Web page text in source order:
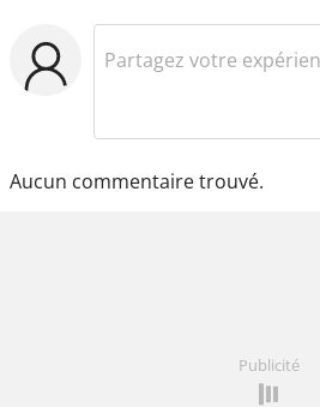
Aucun commentaire trouvé.
Publicité